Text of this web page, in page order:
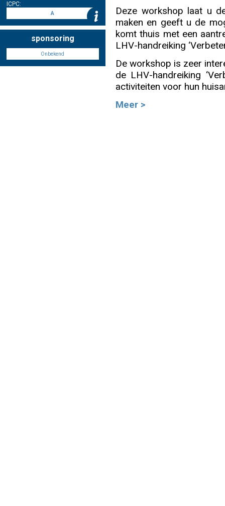
Inloggen
ICPC:
A
sponsoring
Onbekend
Deze workshop laat u
maken en geeft u de
komt thuis met een
LHV-handreiking
De workshop is zeer
de LHV-handreiking
activiteiten voor hun
Meer >